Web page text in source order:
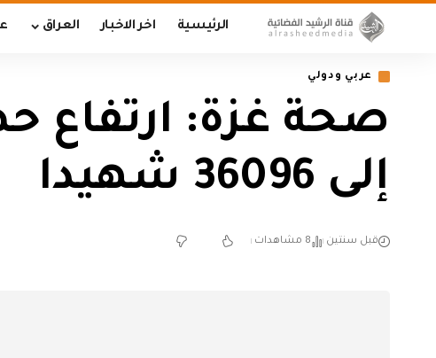
الرئيسية اخر الاخبار العراق
عربي ودولي
صحة غزة: ارتفاع
إلى 36096 شهيدا
قبل سنتين 8 مشاهدات